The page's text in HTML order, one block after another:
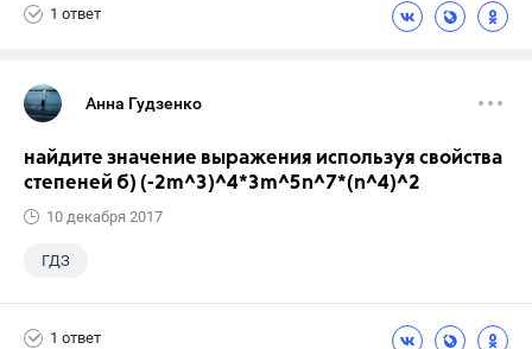
1 ответ
Анна Гудзенко
найдите значение выражения используя свойства
степеней б) (-2m^3)^4*3m^5n^7*(n^4)^2
10 декабря 2017
ГДЗ
1 ответ